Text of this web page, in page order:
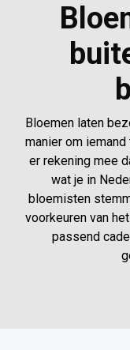
Bloemen laten
manier om
er rekening mee
wat je in
bloemisten
voorkeuren van
passend